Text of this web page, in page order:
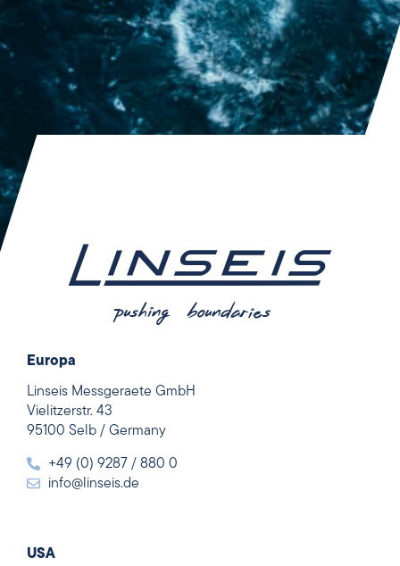
Europa
Linseis Messgeraete GmbH
Vielitzerstr. 43
95100 Selb / Germany
+49 (0) 9287 / 880 0
info@linseis.de
USA